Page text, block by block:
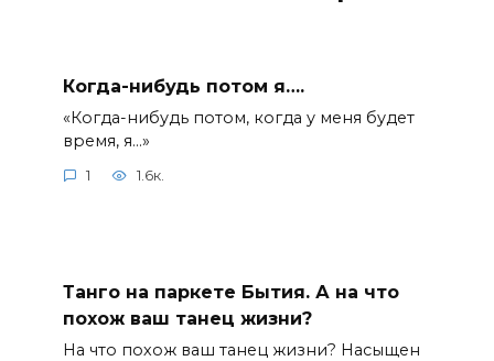
Когда-нибудь потом я….
«Когда-нибудь потом, когда у меня будет
время, я…»
1 1.6к.
Танго на паркете Бытия. А на что
похож ваш танец жизни?
На что похож ваш танец жизни? Насыщен